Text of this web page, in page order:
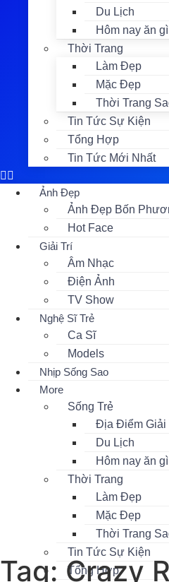
Du Lịch
Hôm nay ăn gì
Thời Trang
Làm Đẹp
Mặc Đẹp
Thời Trang
Tin Tức Sự Kiện
Tổng Hợp
Tin Tức Mới Nhất
Ảnh Đẹp
Ảnh Đẹp Bốn
Hot Face
Giải Trí
Âm Nhạc
Điện Ảnh
TV Show
Nghệ Sĩ Trẻ
Ca Sĩ
Models
Nhịp Sống Sao
More
Sống Trẻ
Địa Điểm Giải
Du Lịch
Hôm nay ăn gì
Thời Trang
Làm Đẹp
Mặc Đẹp
Thời Trang
Tin Tức Sự Kiện
Tổng Hợp
Tag: Crazy